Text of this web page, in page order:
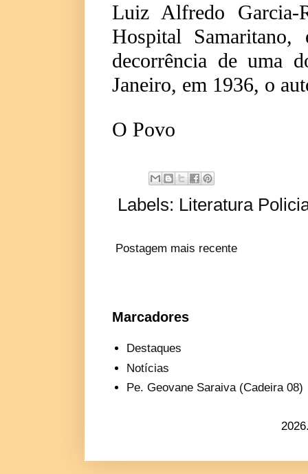
Luiz Alfredo Garcia-
Hospital
decorrência de uma
Janeiro, em 1936, o
O Povo
Labels: Literatura
Postagem mais recente
Marcadores
Destaques
Notícias
Pe. Geovane Saraiva (Cadeira 08)